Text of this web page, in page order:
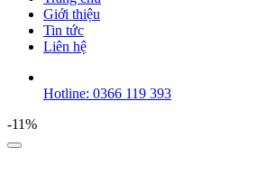
Giới thiệu
Tin tức
Liên hệ
Hotline: 0366 119 393
-11%